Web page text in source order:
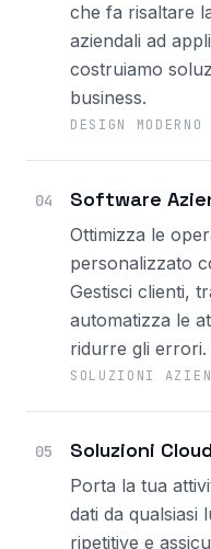
che fa risaltare
aziendali ad
costruiamo
business.
DESIGN
04 Software
Ottimizza le
personalizzato
Gestisci clienti,
automatizza le
ridurre gli errori.
SOLUZIONI
05 Soluzioni Cloud
Porta la tua
dati da qualsiasi
ripetitive e